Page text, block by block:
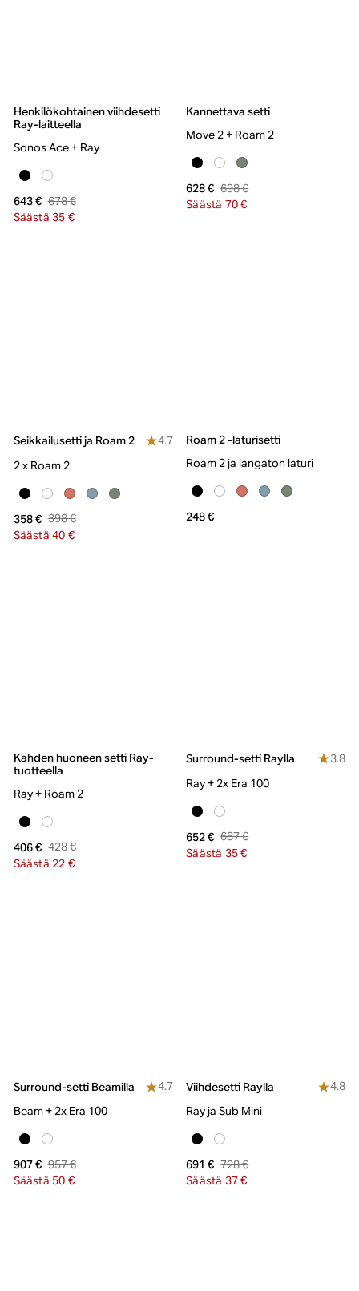
Henkilökohtainen viihdesetti
Ray-laitteella
Sonos Ace + Ray
643 € 678 €
Säästä 35 €
Kannettava setti
Move 2 + Roam 2
628 € 698 €
Säästä 70 €
Seikkailusetti ja Roam 2
4.7
2 x Roam 2
358 € 398 €
Säästä 40 €
Roam 2 -laturisetti
Roam 2 ja langaton laturi
248 €
Kahden huoneen setti Ray-
tuotteella
Ray + Roam 2
406 € 428 €
Säästä 22 €
Surround-setti Raylla
3.8
Ray + 2x Era 100
652 € 687 €
Säästä 35 €
Surround-setti Beamilla
4.7
Beam + 2x Era 100
907 € 957 €
Säästä 50 €
Viihdesetti Raylla
4.8
Ray ja Sub Mini
691 € 728 €
Säästä 37 €